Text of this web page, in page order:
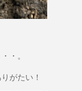
・。
がたい！